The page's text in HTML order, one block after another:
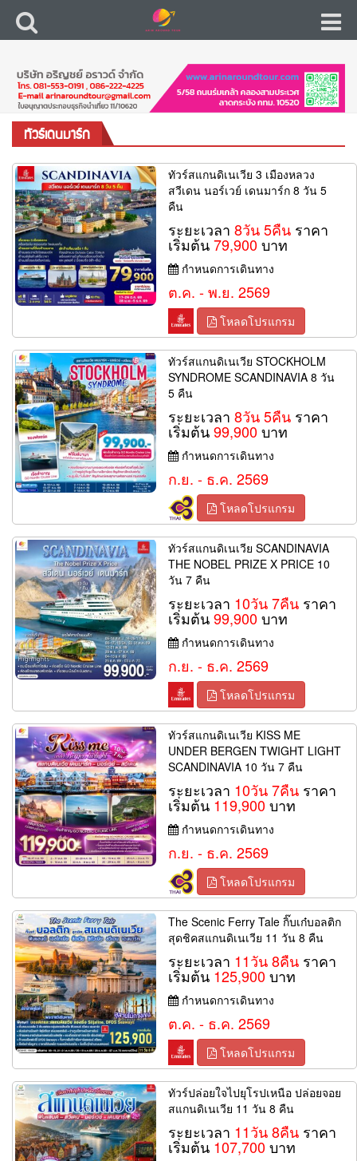
ทัวร์เดนมาร์ก
ทัวร์สแกนดิเนเวีย 3 เมืองหลวง
สวีเดน นอร์เวย์ เดนมาร์ก 8 วัน 5
คืน
ระยะเวลา8วัน 5คืน ราคา
เริ่มต้น79,900บาท
กำหนดการเดินทาง
ต.ค. - พ.ย. 2569
โหลดโปรแกรม
ทัวร์สแกนดิเนเวีย STOCKHOLM
SYNDROME SCANDINAVIA 8 วัน
5 คืน
ระยะเวลา8วัน 5คืน ราคา
เริ่มต้น99,900บาท
กำหนดการเดินทาง
ก.ย. - ธ.ค. 2569
โหลดโปรแกรม
ทัวร์สแกนดิเนเวีย SCANDINAVIA
THE NOBEL PRIZE X PRICE 10
วัน 7 คืน
ระยะเวลา 10วัน 7คืน ราคา
เริ่มต้น99,900บาท
กำหนดการเดินทาง
ก.ย. - ธ.ค. 2569
โหลดโปรแกรม
ทัวร์สแกนดิเนเวีย KISS ME
UNDER BERGEN TWIGHT LIGHT
SCANDINAVIA 10 วัน 7 คืน
ระยะเวลา 10วัน 7คืน ราคา
เริ่มต้น 119,900บาท
กำหนดการเดินทาง
ก.ย. - ธ.ค. 2569
โหลดโปรแกรม
The Scenic Ferry Tale กิ๊บเก๋บอลติก
สุดชิคสแกนดิเนเวีย 11 วัน 8 คืน
ระยะเวลา 11วัน 8คืน ราคา
เริ่มต้น 125,900บาท
กำหนดการเดินทาง
ต.ค. - ธ.ค. 2569
โหลดโปรแกรม
ทัวร์ปล่อยใจไปยุโรปเหนือ ปล่อยจอย
สแกนดิเนเวีย 11 วัน 8 คืน
ระยะเวลา 11วัน 8คืน ราคา
เริ่มต้น 107,700บาท